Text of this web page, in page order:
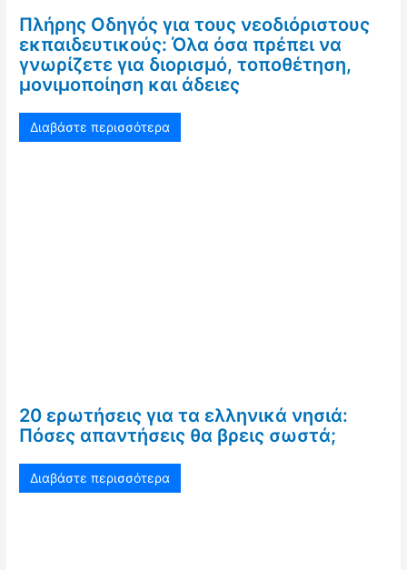
Πλήρης Οδηγός για τους νεοδιόριστους
εκπαιδευτικούς: Όλα όσα πρέπει να
γνωρίζετε για διορισμό, τοποθέτηση,
μονιμοποίηση και άδειες
Διαβάστε περισσότερα
20 ερωτήσεις για τα ελληνικά νησιά:
Πόσες απαντήσεις θα βρεις σωστά;
Διαβάστε περισσότερα